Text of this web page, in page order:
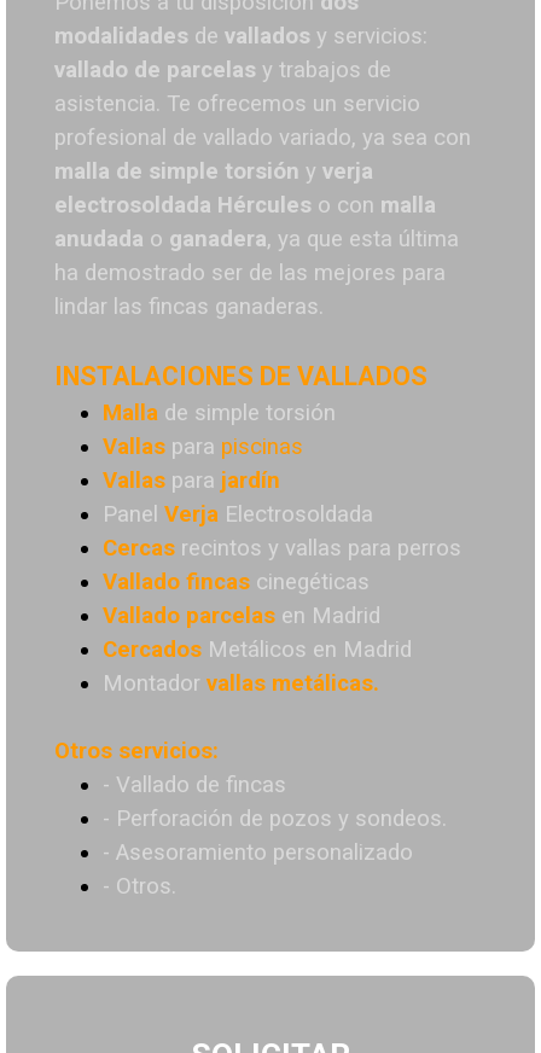
modalidades de vallados y servicios:
vallado de parcelas y trabajos de
asistencia. Te ofrecemos un servicio
profesional de vallado variado, ya sea con
malla de simple torsión y verja
electrosoldada Hércules o con malla
anudada o ganadera, ya que esta última
ha demostrado ser de las mejores para
lindar las fincas ganaderas.
INSTALACIONES DE VALLADOS
Malla de simple torsión
Vallas para piscinas
Vallas para jardín
Panel Verja Electrosoldada
Cercas recintos y vallas para perros
Vallado fincas cinegéticas
Vallado parcelas en Madrid
Cercados Metálicos en Madrid
Montador vallas metálicas.
Otros servicios:
- Vallado de fincas
- Perforación de pozos y sondeos.
- Asesoramiento personalizado
- Otros.